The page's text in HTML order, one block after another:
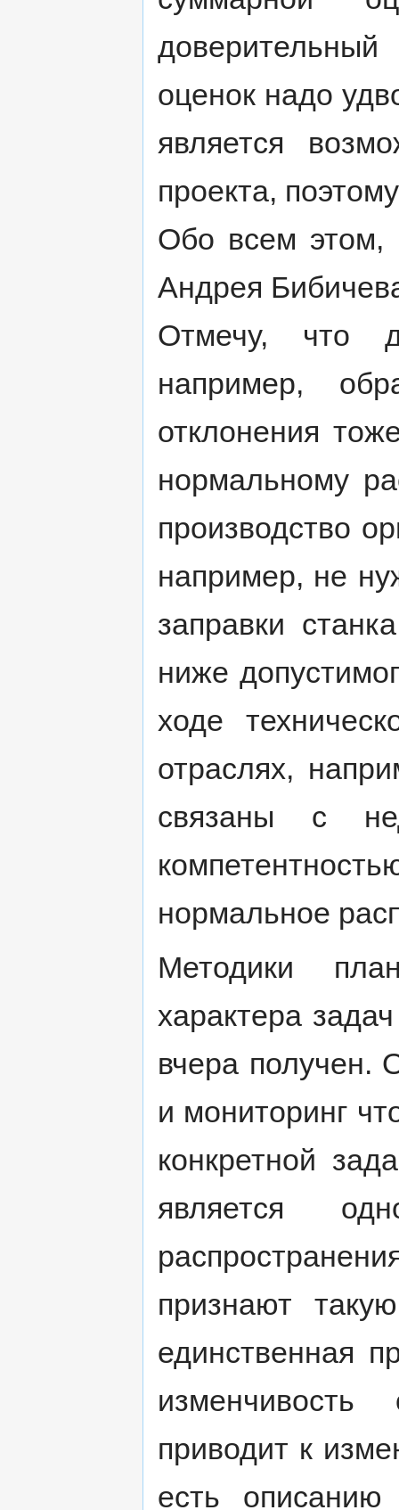
оценок надо
является
проекта,
Обо всем этом,
Андрея
Отмечу, что
например,
отклонения
нормальному
производство
например, не
заправки
ниже
ходе
отраслях,
связаны с
нормальное
Методики
характера
вчера получен.
и мониторинг
конкретной
является
признают
единственная
приводит к
есть